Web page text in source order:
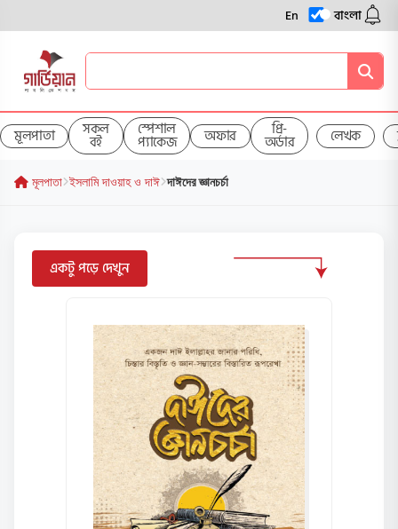
En বাংলা
মূলপাতা সকল
বই
স্পেশাল
প্যাকেজ অফার প্রি-
অর্ডার লেখক
মূলপাতা ইসলামি দাওয়াহ ও দাঈ দাঈদের জ্ঞানচর্চা
একটু পড়ে দেখুন